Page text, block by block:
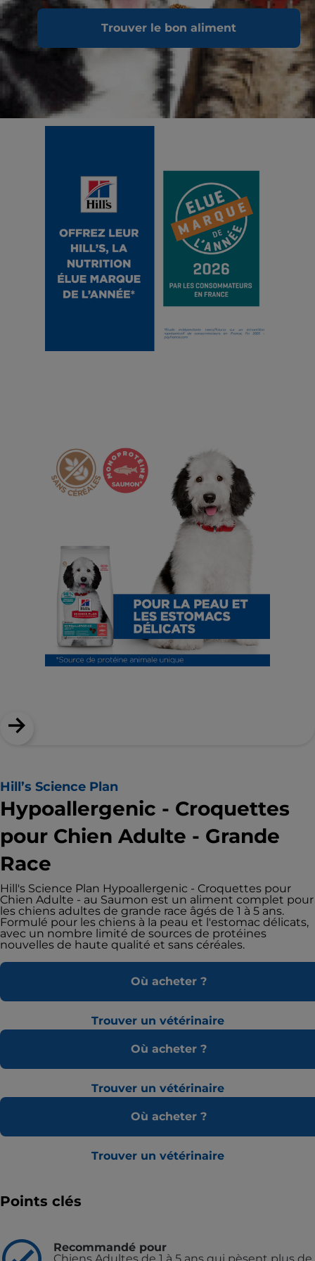
Trouver le bon aliment
Hill’s Science Plan
Hypoallergenic - Croquettes
pour Chien Adulte - Grande
Race
Hill's Science Plan Hypoallergenic - Croquettes pour
Chien Adulte - au Saumon est un aliment complet pour
les chiens adultes de grande race âgés de 1 à 5 ans.
Formulé pour les chiens à la peau et l'estomac délicats,
avec un nombre limité de sources de protéines
nouvelles de haute qualité et sans céréales.
Où acheter ?
Trouver un vétérinaire
Où acheter ?
Trouver un vétérinaire
Où acheter ?
Trouver un vétérinaire
Points clés
Recommandé pour